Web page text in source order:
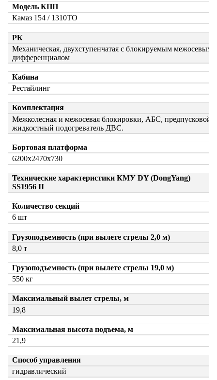
Модель КПП
Камаз 154 / 1310TO
РК
Механическая, двухступенчатая с блокируемым межосевым
дифференциалом
Кабина
Рестайлинг
Комплектация
Межколесная и межосевая блокировки, АБС, предпусковой
жидкостный подогреватель ДВС.
Бортовая платформа
6200х2470х730
Технические характеристики КМУ DY (DongYang)
SS1956 II
Количество секций
6 шт
Грузоподъемность (при вылете стрелы 2,0 м)
8,0 т
Грузоподъемность (при вылете стрелы 19,0 м)
550 кг
Максимальный вылет стрелы, м
19,8
Максимальная высота подъема, м
21,9
Способ управления
гидравлический